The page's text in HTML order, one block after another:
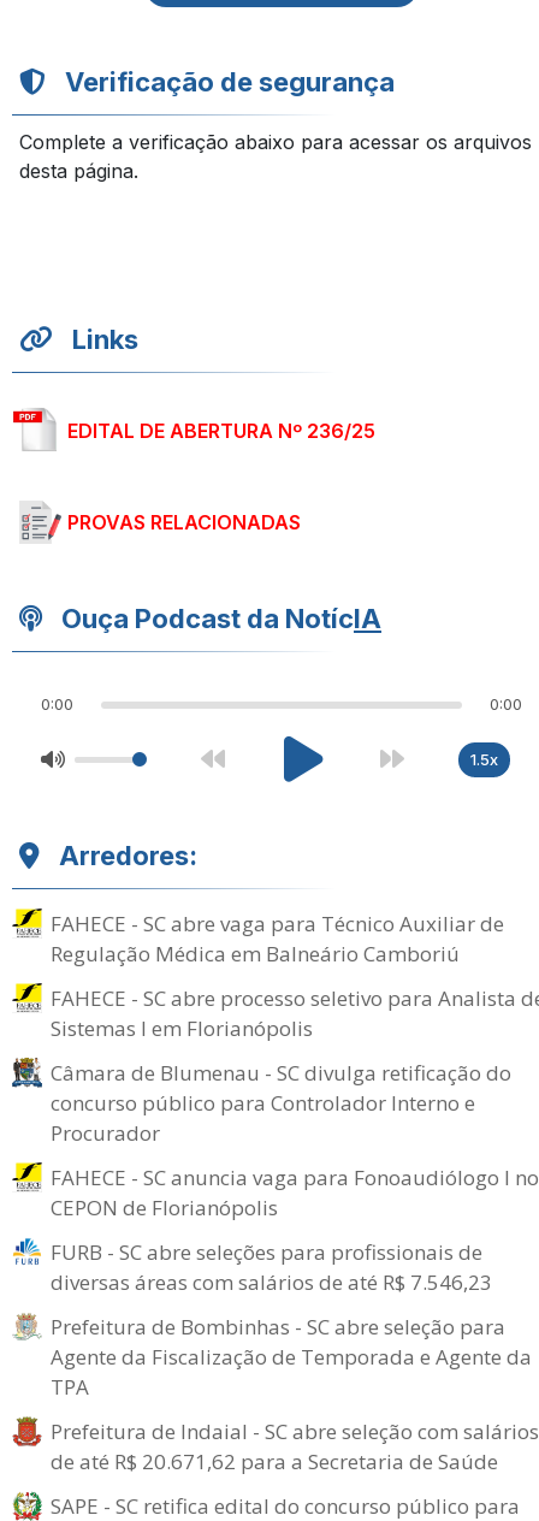
Verificação de segurança
Complete a verificação abaixo para acessar os arquivos
desta página.
Links
EDITAL DE ABERTURA Nº 236/25
PROVAS RELACIONADAS
Ouça Podcast da NotícIA
0:00 0:00
1.5x
Arredores:
FAHECE - SC abre vaga para Técnico Auxiliar de
Regulação Médica em Balneário Camboriú
FAHECE - SC abre processo seletivo para Analista
Sistemas I em Florianópolis
Câmara de Blumenau - SC divulga retificação do
concurso público para Controlador Interno e
Procurador
FAHECE - SC anuncia vaga para Fonoaudiólogo I no
CEPON de Florianópolis
FURB - SC abre seleções para profissionais de
diversas áreas com salários de até R$ 7.546,23
Prefeitura de Bombinhas - SC abre seleção para
Agente da Fiscalização de Temporada e Agente da
TPA
Prefeitura de Indaial - SC abre seleção com salários
de até R$ 20.671,62 para a Secretaria de Saúde
SAPE - SC retifica edital do concurso público para